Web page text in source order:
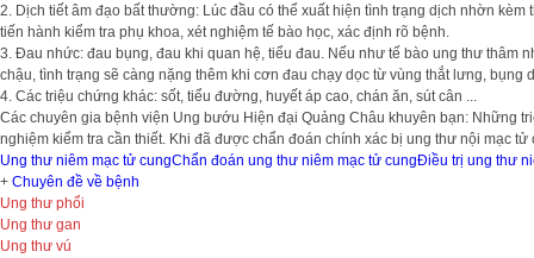
2. Dịch tiết âm đạo bất thường: Lúc đầu có thể xuất hiện tình trạng dịch nhờn
tiến hành kiểm tra phụ khoa, xét nghiệm tế bào học, xác định rõ bệnh.
3. Đau nhức: đau bụng, đau khi quan hệ, tiểu đau. Nếu như tế bào ung thư thâm
chậu, tình trạng sẽ càng nặng thêm khi cơn đau chạy dọc từ vùng thắt lưng,
4. Các triệu chứng khác: sốt, tiểu đường, huyết áp cao, chán ăn, sút cân ...
Các chuyên gia bệnh viện Ung bướu Hiện đại Quảng Châu khuyên bạn: Những
nghiệm kiểm tra cần thiết. Khi đã được chẩn đoán chính xác bị ung thư nội mạc
Ung thư niêm mạc tử cungChẩn đoán ung thư niêm mạc tử cungĐiều trị ung thư
+ Chuyên đề về bệnh
Ung thư phổi
Ung thư gan
Ung thư vú